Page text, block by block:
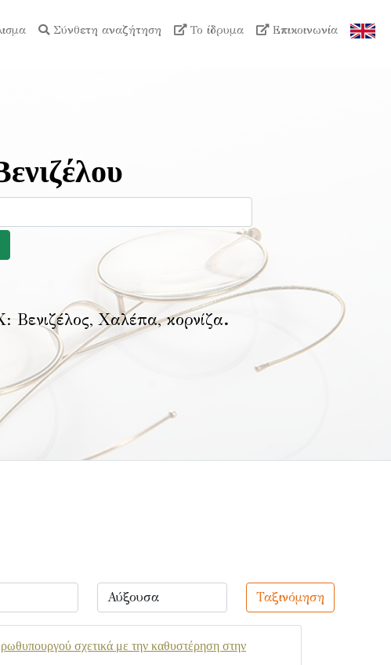
Σύνθετη αναζήτηση Το ίδρυμα Επικοινωνία
Βενιζέλος, Χαλέπα, κορνίζα.
Ταξινόμηση
σχετικά με την καθυστέρηση στην